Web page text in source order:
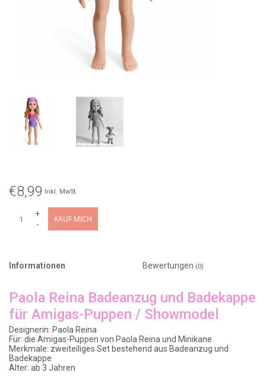
€8,99 Inkl. MwSt.
+
-
KAUF MICH
Informationen Bewertungen (0)
Paola Reina Badeanzug und Badekappe
für Amigas-Puppen / Showmodel
Designerin: Paola Reina
Für: die Amigas-Puppen von Paola Reina und Minikane
Merkmale: zweiteiliges Set bestehend aus Badeanzug und
Badekappe
Alter: ab 3 Jahren